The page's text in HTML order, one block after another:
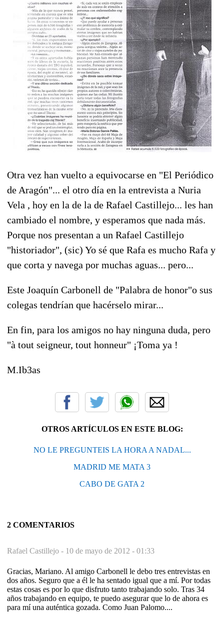
Otra vez han vuelto a equivocarse en "El Periódico
de Aragón"... el otro día en la entrevista a Nuria
Vela , hoy en la de la de Rafael Castillejo... les han
cambiado el nombre, y esperamos que nada más.
Porque nos presentan a un Rafael Castillejo
"historiador", (sic) Yo sé que Rafa es mucho Rafa y
que corta y navega por muchas aguas... pero...
Este Joaquín Carbonell de "Palabra de honor"o sus
colegas tendrían que hacérselo mirar...
En fin, para los amigos no hay ninguna duda, pero
"à tout seigneur, tout honneur" ¡Toma ya !
M.Ib3as
OTROS ARTÍCULOS EN ESTE BLOG:
NO LE PREGUNTEIS LA HORA A NADAL...
MADRID ME MATA 3
CABO DE GATA 2
2 COMENTARIOS
Rafael Castillejo - 10 de mayo de 2012 - 01:33
Gracias, Mariano. Al amigo Carbonell le debo tres entrevistas en
dos años. Seguro que a él le ha sentado igual que a mí. Por todas
estas cosas es por lo que disfruto tanto trabajando solo. Tras 34
años trabajando en equipo, te puedo asegurar que lo de ahora es
para mí una auténtica gozada. Como Juan Palomo....